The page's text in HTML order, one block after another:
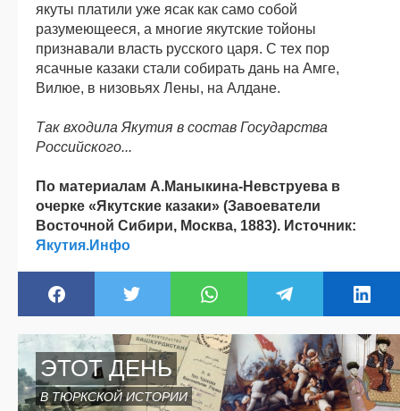
якуты платили уже ясак как само собой
разумеющееся, а многие якутские тойоны
признавали власть русского царя. С тех пор
ясачные казаки стали собирать дань на Амге,
Вилюе, в низовьях Лены, на Алдане.
Так входила Якутия в состав Государства
Российского...
По материалам А.Маныкина-Невструева в
очерке «Якутские казаки» (Завоеватели
Восточной Сибири, Москва, 1883). Источник:
Якутия.Инфо
ЭТОТ ДЕНЬ
В ТЮРКСКОЙ ИСТОРИИ